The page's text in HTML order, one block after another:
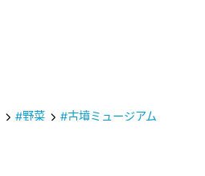
#野菜 #古墳ミュージアム